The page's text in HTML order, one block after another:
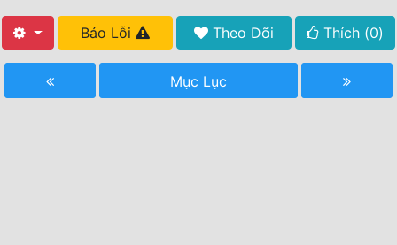
Tất Cả Báo Lỗi Theo Dõi Thích (0)
Mục Lục